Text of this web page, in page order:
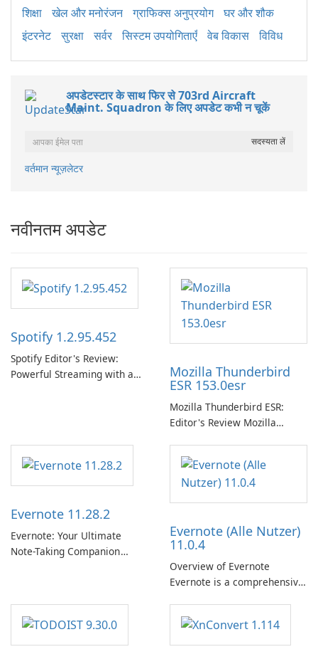
शिक्षा
खेल और मनोरंजन ग्राफिक्स अनुप्रयोग
घर और शौक
इंटरनेट
सुरक्षा सर्वर सिस्टम उपयोगिताएँ वेब विकास विविध
अपडेटस्टार के साथ फिर से 703rd Aircraft
Maint. Squadron के लिए अपडेट कभी न चूकें
वर्तमान न्यूज़लेटर
नवीनतम अपडेट
Spotify 1.2.95.452
Spotify Editor's Review:
Powerful Streaming with a
personalization, and a
polished native Windows app
Mozilla Thunderbird
ESR 153.0esr
Mozilla Thunderbird ESR:
Editor's Review Mozilla
Support Release) is the long-
term support channel of the
Thunderbird desktop email
client designed for
need predictable …
Evernote 11.28.2
Evernote: Your Ultimate
Note-Taking Companion
helps users capture ideas,
organize to-do lists, and keep
track of important
Evernote (Alle Nutzer)
11.0.4
Overview of Evernote
Evernote is a comprehensive
software designed to help
users capture, organize, and
access information across